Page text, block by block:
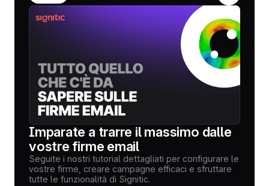
Imparate a trarre il massimo dalle
vostre firme email
Seguite i nostri tutorial dettagliati per configurare le
vostre firme, creare campagne efficaci e sfruttare
tutte le funzionalità di Signitic.